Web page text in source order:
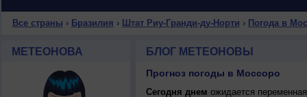
Все страны › Бразилия › Штат Риу-Гранди-ду-Норти › Погода в
МЕТЕОНОВА БЛОГ МЕТЕОНОВЫ
Прогноз погоды в Моссоро
Сегодня днем ожидается